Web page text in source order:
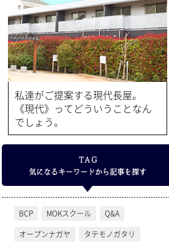
私達がご提案する現代長屋。
《現代》ってどういうことなん
でしょう。
TAG
気になるキーワードから記事を探す
BCP MOKスクール
Q&A
オープンナガヤ
タテモノガタリ